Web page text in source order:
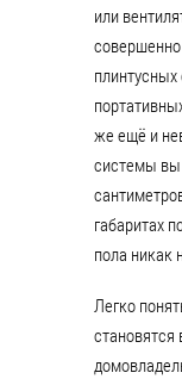
или
плинтусных
же ещё и
системы вы
габаритах
пола никак
Легко